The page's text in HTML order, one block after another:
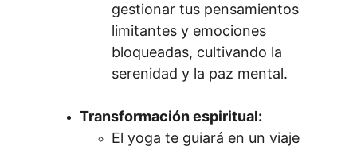
gestionar tus pensamientos
limitantes y emociones
bloqueadas, cultivando la
serenidad y la paz mental.
Transformación espiritual:
El yoga te guiará en un viaje